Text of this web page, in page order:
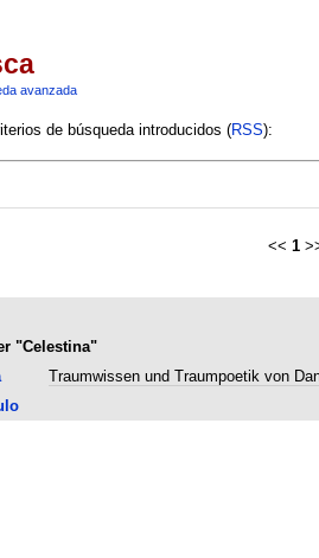
avanzada
de búsqueda introducidos (RSS):
<< 1
"Celestina"
Traumwissen und Traumpoetik von